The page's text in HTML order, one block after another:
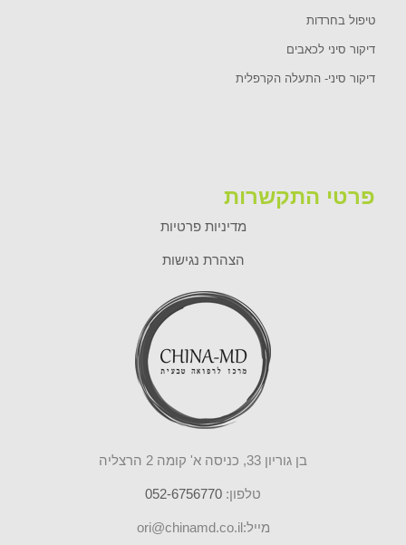
טיפול בחרדות
דיקור סיני לכאבים
דיקור סיני- התעלה הקרפלית
פרטי התקשרות
מדיניות פרטיות
הצהרת נגישות
בן גוריון 33, כניסה א' קומה 2 הרצליה
טלפון: 052-6756770
מייל:ori@chinamd.co.il